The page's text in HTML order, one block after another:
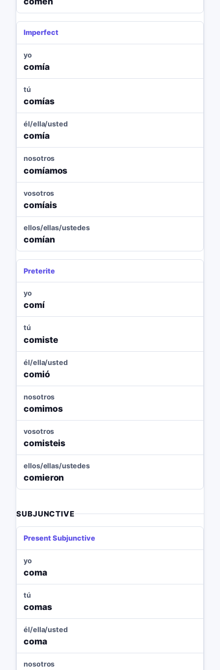
Imperfect
yo
comía
tú
comías
él/ella/usted
comía
nosotros
comíamos
vosotros
comíais
ellos/ellas/ustedes
comían
Preterite
yo
comí
tú
comiste
él/ella/usted
comió
nosotros
comimos
vosotros
comisteis
ellos/ellas/ustedes
comieron
SUBJUNCTIVE
Present Subjunctive
yo
coma
tú
comas
él/ella/usted
coma
nosotros